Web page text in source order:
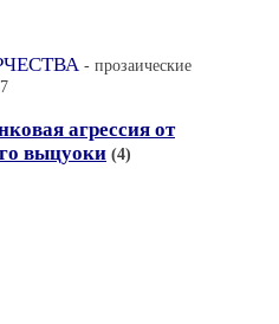
- прозаические
агрессия от
выцуоки (4)